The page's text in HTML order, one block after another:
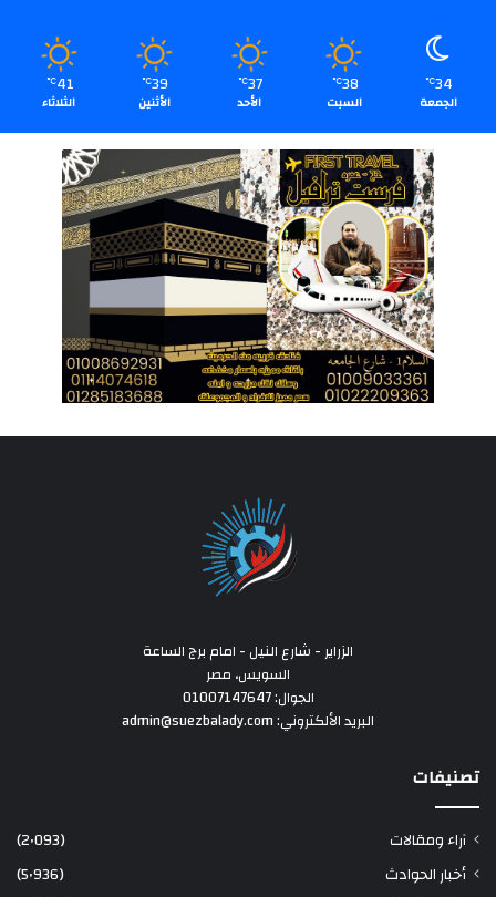
34
℃
الجمعة
38
℃
السبت
37
℃
الأحد
39
℃
الأثنين
41
℃
الثلاثاء
الزراير - شارع النيل - امام برج الساعة
السويس، مصر
الجوال: 01007147647
البريد الألكتروني: admin@suezbalady.com
تصنيفات
آراء ومقالات
(2٬093)
أخبار الحوادث
(5٬936)